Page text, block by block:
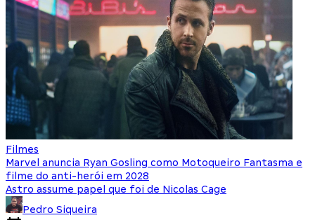
Filmes
Marvel anuncia Ryan Gosling como Motoqueiro Fantasma e
filme do anti-herói em 2028
Astro assume papel que foi de Nicolas Cage
Pedro Siqueira